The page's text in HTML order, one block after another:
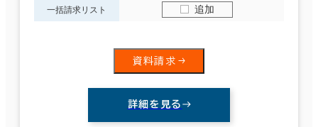
一括請求リスト 追加
資料請求
詳細を見る